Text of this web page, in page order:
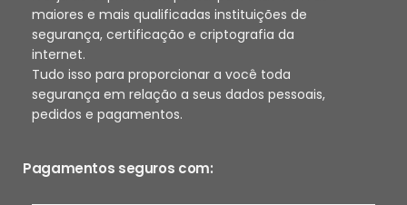
maiores e mais qualificadas instituições de
segurança, certificação e criptografia da
internet.
Tudo isso para proporcionar a você toda
segurança em relação a seus dados pessoais,
pedidos e pagamentos.
Pagamentos seguros com: